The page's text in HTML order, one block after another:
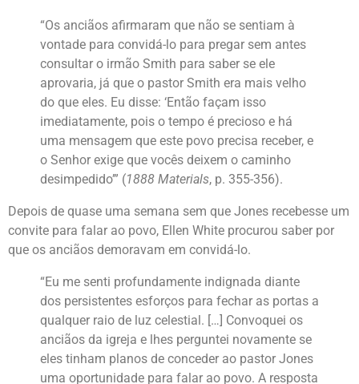
“Os anciãos afirmaram que não se sentiam à
vontade para convidá-lo para pregar sem antes
consultar o irmão Smith para saber se ele
aprovaria, já que o pastor Smith era mais velho
do que eles. Eu disse: ‘Então façam isso
imediatamente, pois o tempo é precioso e há
uma mensagem que este povo precisa receber, e
o Senhor exige que vocês deixem o caminho
desimpedido’” (1888 Materials, p. 355-356).
Depois de quase uma semana sem que Jones recebesse um
convite para falar ao povo, Ellen White procurou saber por
que os anciãos demoravam em convidá-lo.
“Eu me senti profundamente indignada diante
dos persistentes esforços para fechar as portas a
qualquer raio de luz celestial. […] Convoquei os
anciãos da igreja e lhes perguntei novamente se
eles tinham planos de conceder ao pastor Jones
uma oportunidade para falar ao povo. A resposta